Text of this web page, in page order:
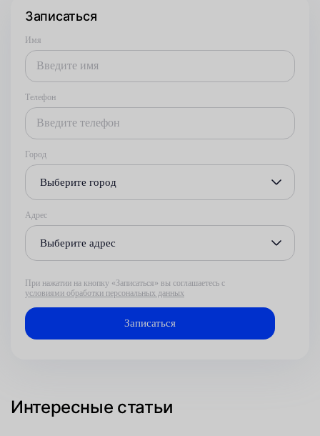
Записаться
Имя
Телефон
Город
Выберите город
Адрес
Выберите адрес
При нажатии на кнопку «Записаться» вы соглашаетесь с
условиями обработки персональных данных
Интересные статьи